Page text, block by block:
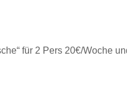
für 2 Pers 20€/Woche